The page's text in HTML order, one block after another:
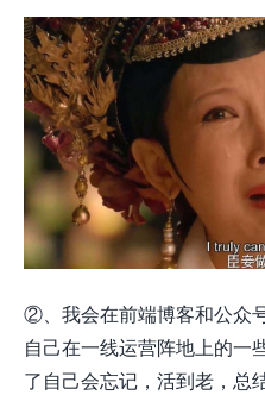
②、我会在前端博客和公众
自己在一线运营阵地上的一
了自己会忘记，活到老，总